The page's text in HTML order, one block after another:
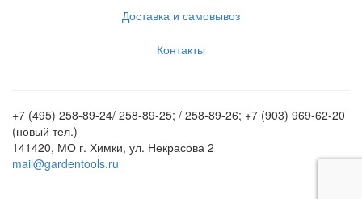
Доставка и самовывоз
Контакты
+7 (495) 258-89-24/ 258-89-25; / 258-89-26; +7 (903) 969-62-20
(новый тел.)
141420, МО г. Химки, ул. Некрасова 2
mail@gardentools.ru